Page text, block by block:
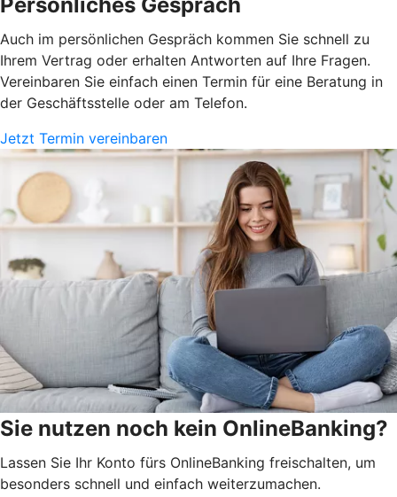
Auch im persönlichen Gespräch kommen Sie schnell zu
Ihrem Vertrag oder erhalten Antworten auf Ihre Fragen.
Vereinbaren Sie einfach einen Termin für eine Beratung in
der Geschäftsstelle oder am Telefon.
Jetzt Termin vereinbaren
Sie nutzen noch kein OnlineBanking?
Lassen Sie Ihr Konto fürs OnlineBanking freischalten, um
besonders schnell und einfach weiterzumachen.